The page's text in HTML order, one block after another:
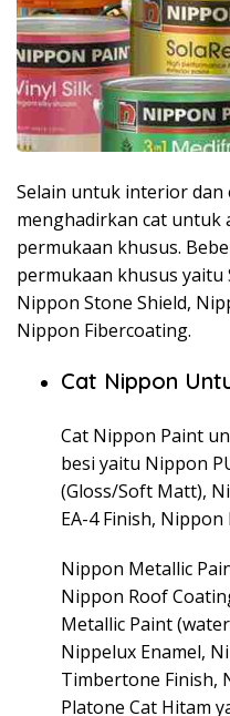
Selain untuk interior
menghadirkan cat untuk
permukaan khusus.
permukaan khusus yaitu
Nippon Stone Shield,
Nippon Fibercoating.
Cat Nippon
Cat Nippon Paint
besi yaitu Nippon
(Gloss/Soft Matt),
EA-4 Finish,
Nippon Metallic
Nippon Roof
Metallic Paint
Nippelux Enamel,
Timbertone Finish,
Platone Cat Hitam